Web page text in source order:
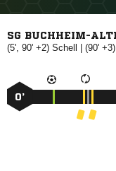
SG BUCHHEIM-
(5', 90' +2)  | (90' +3)
0’